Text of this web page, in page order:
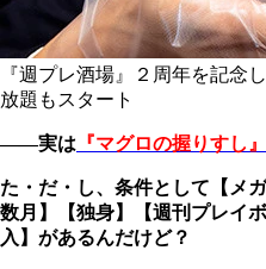
『週プレ酒場』２周年を記念
放題もスタート
――実は 『マグロの握りすし
た・だ・し、条件として【メ
数月】【独身】【週刊プレイ
入】があるんだけど？